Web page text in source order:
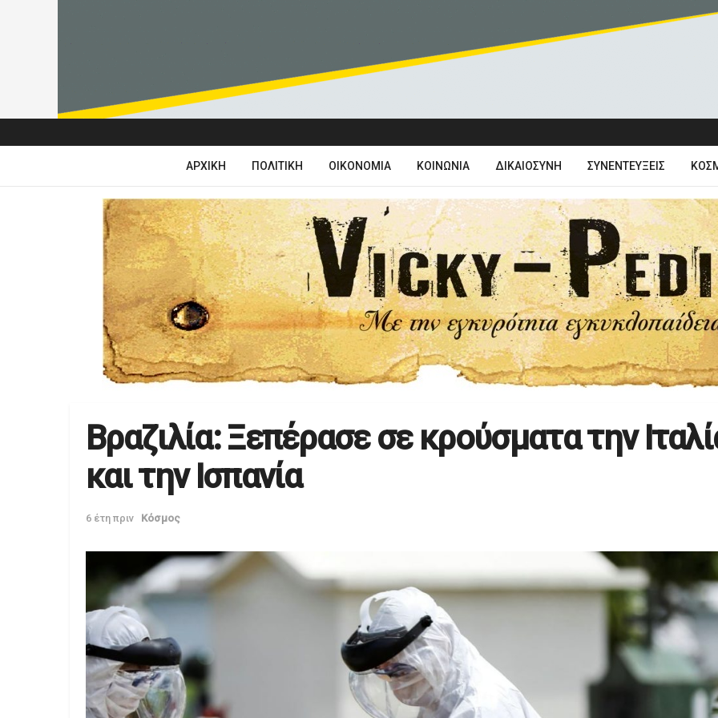
ΑΡΧΙΚΉ ΠΟΛΙΤΙΚΉ ΟΙΚΟΝΟΜΊΑ ΚΟΙΝΩΝΊΑ ΔΙΚΑΙΟΣΎΝΗ ΣΥΝΕΝΤΕΎΞΕΙΣ
Βραζιλία: Ξεπέρασε σε κρούσματα την
και την Ισπανία
6 έτη πριν Κόσμος